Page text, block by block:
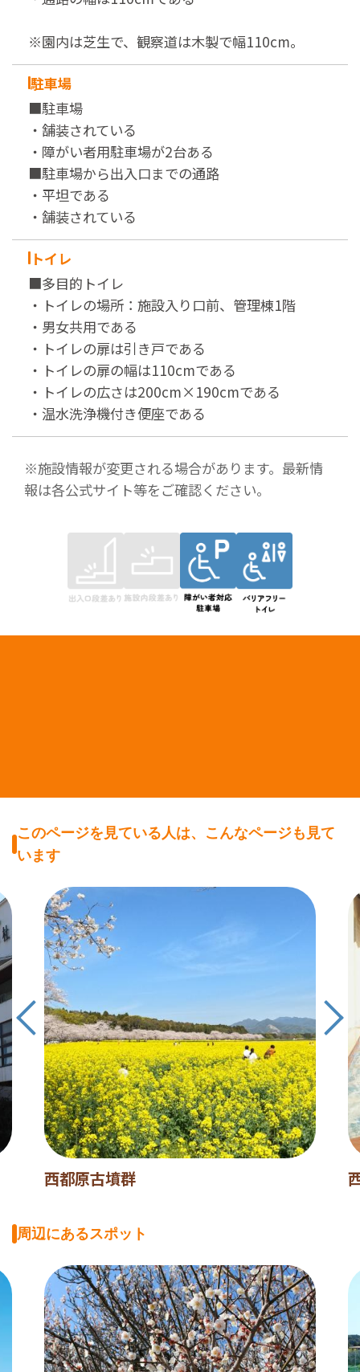
※園内は芝生で、観察道は木製で幅110cm。
駐車場
■駐車場
・舗装されている
・障がい者用駐車場が2台ある
■駐車場から出入口までの通路
・平坦である
・舗装されている
トイレ
■多目的トイレ
・トイレの場所：施設入り口前、管理棟1階
・男女共用である
・トイレの扉は引き戸である
・トイレの扉の幅は110cmである
・トイレの広さは200cm×190cmである
・温水洗浄機付き便座である
※施設情報が変更される場合があります。最新情
報は各公式サイト等をご確認ください。
このページを見ている人は、こんなページも見て
います
西都原古墳群
周辺にあるスポット